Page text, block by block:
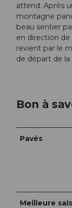
attend. Après
montagne
beau sentier
en direction
revient par le
de départ de la
Bon à
Pavés
Meilleure